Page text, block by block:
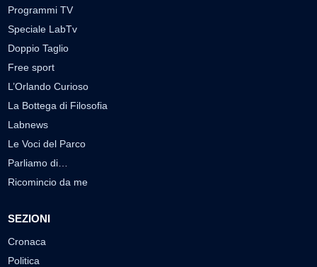
Programmi TV
Speciale LabTv
Doppio Taglio
Free sport
L’Orlando Curioso
La Bottega di Filosofia
Labnews
Le Voci del Parco
Parliamo di…
Ricomincio da me
SEZIONI
Cronaca
Politica